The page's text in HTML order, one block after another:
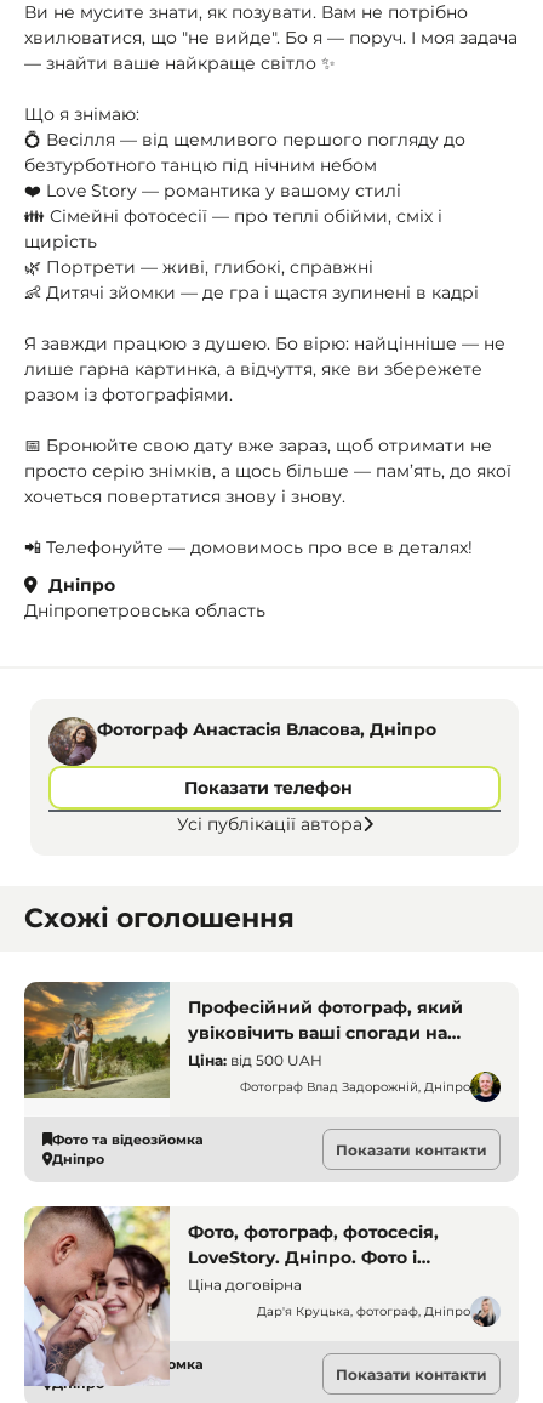
Ви не мусите знати, як позувати. Вам не потрібно
хвилюватися, що "не вийде". Бо я — поруч. І моя задача
— знайти ваше найкраще світло ✨
Що я знімаю:
💍 Весілля — від щемливого першого погляду до
безтурботного танцю під нічним небом
❤️ Love Story — романтика у вашому стилі
👪 Сімейні фотосесії — про теплі обійми, сміх і
щирість
🌿 Портрети — живі, глибокі, справжні
👶 Дитячі зйомки — де гра і щастя зупинені в кадрі
Я завжди працюю з душею. Бо вірю: найцінніше — не
лише гарна картинка, а відчуття, яке ви збережете
разом із фотографіями.
📅 Бронюйте свою дату вже зараз, щоб отримати не
просто серію знімків, а щось більше — пам’ять, до якої
хочеться повертатися знову і знову.
📲 Телефонуйте — домовимось про все в деталях!
Дніпро
Дніпропетровська область
Фотограф Анастасія Власова, Дніпро
Показати телефон
Усі публікації автора
Схожі оголошення
Професійний фотограф, який
увіковічить ваші спогади на
фото. Фотограф Влад
Задорожній. Дніпро.
Ціна: від 500 UAH
Фотограф Влад Задорожній, Дніпро
Фото та відеозйомка
Дніпро
Показати контакти
Фото, фотограф, фотосесія,
LoveStory. Дніпро. Фото і
відеозйомка
Ціна договірна
Дар'я Круцька, фотограф, Дніпро
Фото та відеозйомка
Дніпро
Показати контакти